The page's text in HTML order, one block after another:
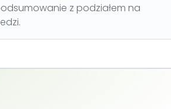
z podziałem na